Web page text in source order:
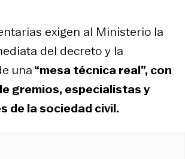
exigen al Ministerio la
del decreto y la
una“mesa técnica real”, con
gremios, especialistas y
de la sociedad civil.